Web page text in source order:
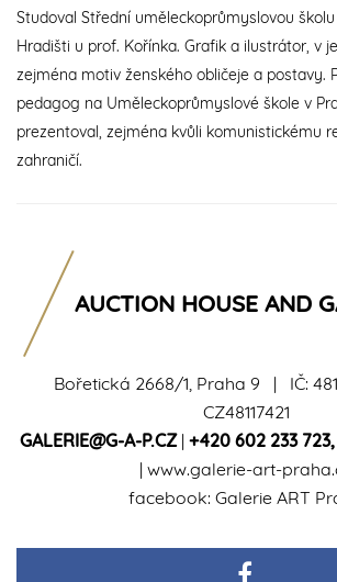
Studoval Střední uměleckoprůmyslovou
Hradišti u prof. Kořínka. Grafik a ilustrátor, v
zejména motiv ženského obličeje a postavy.
pedagog na Uměleckoprůmyslové škole v
prezentoval, zejména kvůli komunistickému
zahraničí.
Bořetická 2668/1, Praha 9 | IČ:
CZ48117421
GALERIE@G-A-P.CZ| +420 602 233 723,
| www.galerie-art-
facebook: Galerie ART
AUCTION HOUSE AND